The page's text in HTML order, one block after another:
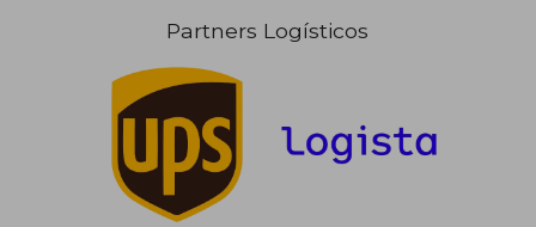
Partners Logísticos